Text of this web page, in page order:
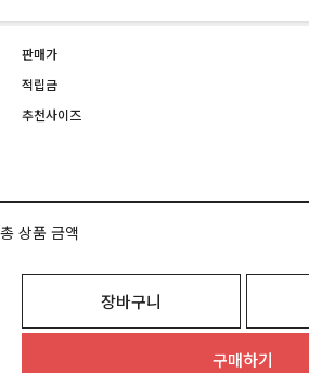
판매가
적립금
추천사이즈
총 상품 금액
장바구니
구매하기